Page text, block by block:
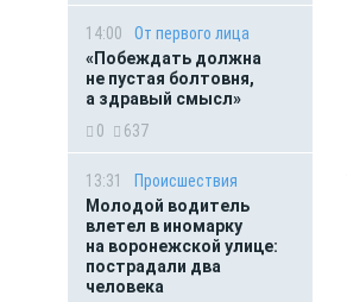
14:00
От первого лица
«Побеждать должна
не пустая болтовня,
а здравый смысл»
0
637
13:31
Происшествия
Молодой водитель
влетел в иномарку
на воронежской улице:
пострадали два
человека